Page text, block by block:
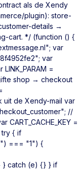
als de Xendy
plugin): store-
details →
cart. */ (function () {
var
var
=
shop → checkout
uit de Xendy-mail var
//
=
try { if
=== "1") {
} catch (e) {} } if